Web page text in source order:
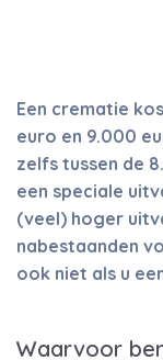
Een crematie
euro en 9.000
zelfs tussen de
een speciale
(veel) hoger
nabestaanden
ook niet als u
Waarvoor